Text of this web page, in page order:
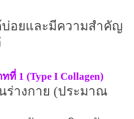
กว่า 28 ชนิด แต่
บ่อยและมีความสำคัญ
ที่ 1 (Type I Collagen)
ร่างกาย (ประมาณ